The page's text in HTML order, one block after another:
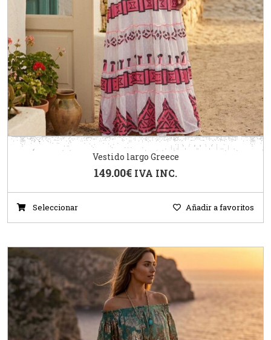
Vestido largo Greece
149.00€ IVA INC.
Seleccionar Añadir a favoritos